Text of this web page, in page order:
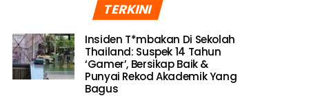
TERKINI
Insiden T*mbakan Di Sekolah
Thailand: Suspek 14 Tahun
‘Gamer’, Bersikap Baik &
Punyai Rekod Akademik Yang
Bagus